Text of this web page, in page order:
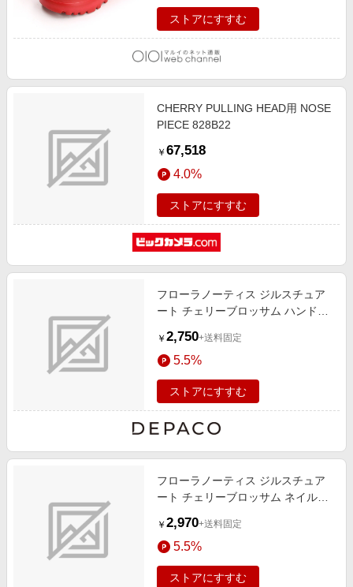
スポーツ・アウトドア・ゴルフ
旅行・レジャー・ホテル予約
金融・マネー・保険
デジタルコンテンツ
ビジネス・その他サービス
旅行特集
わくわく夏特集
Samsung ボーナスキャンペーン
週末の高還元 夏の長期版
ストアにすすむ
CHERRY PULLING HEAD用 NOSE
PIECE 828B22
￥ 67,518
4.0%
ストアにすすむ
フローラノーティス ジルスチュア
ート チェリーブロッサム ハンドウ
￥ 2,750+送料固定
5.5%
ストアにすすむ
フローラノーティス ジルスチュア
ート チェリーブロッサム ネイルオ
￥ 2,970+送料固定
5.5%
ストアにすすむ